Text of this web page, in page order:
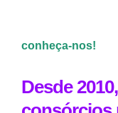
conheça-nos!
Desde